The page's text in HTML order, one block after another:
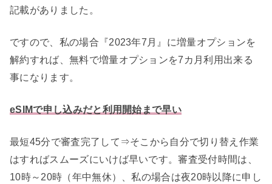
記載がありました。
ですので、私の場合『2023年7月』に増量オプションを
解約すれば、無料で増量オプションを7カ月利用出来る
事になります。
eSIMで申し込みだと利用開始まで早い
最短45分で審査完了して⇒そこから自分で切り替え作業
はすればスムーズにいけば早いです。審査受付時間は、
10時～20時（年中無休）、私の場合は夜20時以降に申し